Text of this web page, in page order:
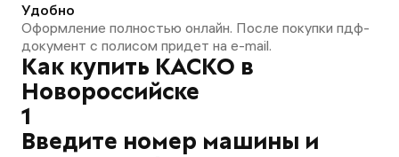
Удобно
Оформление полностью онлайн. После покупки пдф-
документ с полисом придет на e-mail.
Как купить КАСКО в
Новороссийске
1
Введите номер машины и